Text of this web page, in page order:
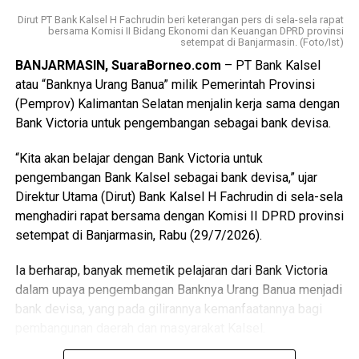
Ketenagalistrikan. Maka, dengan kondisi pemadaman saat
ini adalah bentuk pengabaian terhadap kewajiban dan janji
pelayanan yang berkualitas serta pemenuhan hak
konsumen akan kontinuitas pelayanan tenaga listrik yang
baik. Permasalahan lainnya yang ditemukan menyangkut
optimalisasi tata kelola informasi dan komunikasi publik,
khususnya terkait akurasi, substansi dan transparansi.
Kemudian keefektifan pengelolaan pengaduan baik di
media sosial maupun kanal pengaduan resmi PLN, serta
kejelasan pemberian kompensasi bagi pelanggan
terdampak.
Atas berbagai laporan dan permasalahan tersebut,
Ombudsman Kalsel meminta klarifikasi atau penjelasan
dari manajemen PT. PLN UP3 Banjarmasin beserta jajaran.
Dalam pertemuan dimaksud, pihak PLN pertama
dan pemerintah daerah.
Dalam sambutannya, Gubernur H. Muhidin mengajak
seluruh peserta menjadikan turnamen sebagai ajang
memperkuat persaudaraan sekaligus membangun prestasi
sepak bola Banua.
baik, lancar, serta mendapat bimbingan dan petunjuk dari
Allah SWT. Atas nama Pemerintah Provinsi Kalimantan
Selatan, saya menyampaikan apresiasi kepada Pangdam
XXII/Tambun Bungai beserta seluruh panitia atas
terselenggaranya kompetisi yang menjadi bagian dari
Bungai,” sampai Gubernur H. Muhidin.
Disampaikan Gubernur H. Muhidin, kejuaraan ini bukan
atlet sekaligus mempererat hubungan masyarakat
Dirut PT Bank Kalsel H Fachrudin beri keterangan pers di sela-sela rapat
bersama Komisi II Bidang Ekonomi dan Keuangan DPRD provinsi
setempat di Banjarmasin. (Foto/Ist)
BANJARMASIN, SuaraBorneo.com – PT Bank Kalsel
atau “Banknya Urang Banua” milik Pemerintah Provinsi
(Pemprov) Kalimantan Selatan menjalin kerja sama dengan
Bank Victoria untuk pengembangan sebagai bank devisa.
“Kita akan belajar dengan Bank Victoria untuk
pengembangan Bank Kalsel sebagai bank devisa,” ujar
Direktur Utama (Dirut) Bank Kalsel H Fachrudin di sela-sela
menghadiri rapat bersama dengan Komisi II DPRD provinsi
setempat di Banjarmasin, Rabu (29/7/2026).
Ia berharap, banyak memetik pelajaran dari Bank Victoria
dalam upaya pengembangan Banknya Urang Banua menjadi
bank devisa, yang pada gilirannya kemanfaatannya bagi